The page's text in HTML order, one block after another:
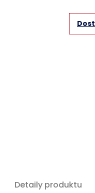
Detaily produktu